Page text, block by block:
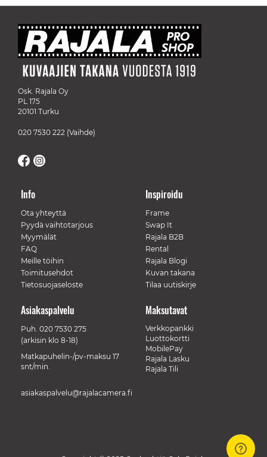
Osk. Rajala Oy
PL 175
20101 Turku
020 7530 222 (Vaihde)
Info
Ota yhteyttä
Pyydä vaihtotarjous
Myymälät
FAQ
Meille töihin
Toimitusehdot
Tietosuojaseloste
Inspiroidu
Frame
Swap It
Rajala B2B
Rental
Rajala Blogi
Kuvan takana
Tilaa uutiskirje
Maksutavat
Verkkopankki
Luottokortti
MobilePay
Rajala Lasku
Rajala Tili
Asiakaspalvelu
Puh. 020 7530 275
(arkisin klo 8-18)
Matkapuhelin-/pv-maksu 17
snt/min.
asiakaspalvelu@rajalacamera.fi